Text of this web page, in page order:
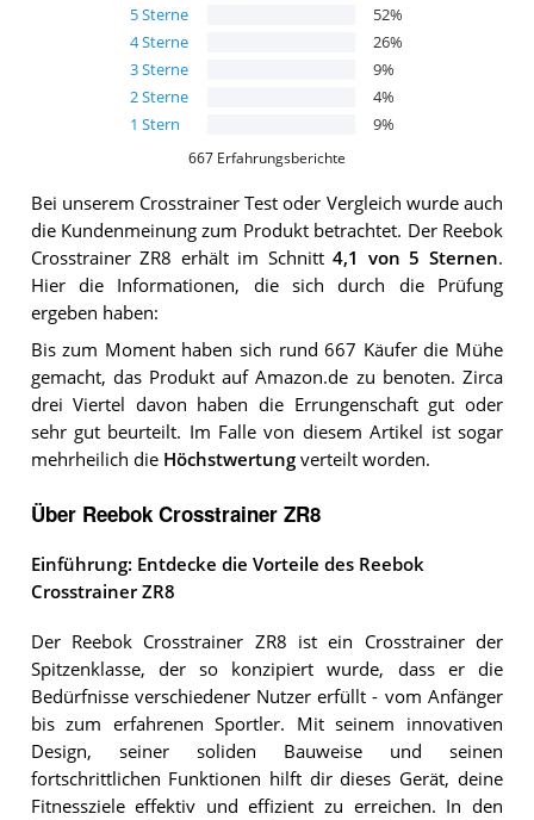
5Sterne 52%
4Sterne 26%
3Sterne 9%
2Sterne 4%
1 Stern 9%
667 Erfahrungsberichte
Bei unserem Crosstrainer Test oder Vergleich wurde auch
die Kundenmeinung zum Produkt betrachtet. Der Reebok
Crosstrainer ZR8 erhält im Schnitt4,1 von 5 Sternen.
Hier die Informationen, die sich durch die Prüfung
ergeben haben:
Bis zum Moment haben sich rund 667 Käufer die Mühe
gemacht, das Produkt auf Amazon.de zu benoten. Zirca
drei Viertel davon haben die Errungenschaft gut oder
sehr gut beurteilt. Im Falle von diesem Artikel ist sogar
mehrheilich die Höchstwertungverteilt worden.
Über Reebok Crosstrainer ZR8
Einführung: Entdecke die Vorteile des Reebok
Crosstrainer ZR8
Der Reebok Crosstrainer ZR8 ist ein Crosstrainer der
Spitzenklasse, der so konzipiert wurde, dass er die
Bedürfnisse verschiedener Nutzer erfüllt - vom Anfänger
bis zum erfahrenen Sportler. Mit seinem innovativen
Design, seiner soliden Bauweise und seinen
fortschrittlichen Funktionen hilft dir dieses Gerät, deine
Fitnessziele effektiv und effizient zu erreichen. In den